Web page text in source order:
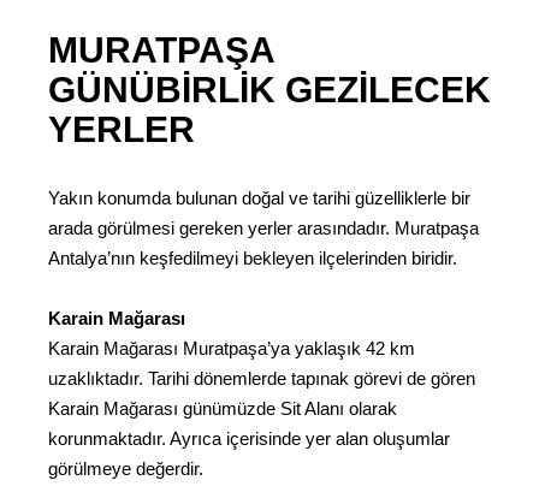
MURATPAŞA
GÜNÜBIRLIK GEZILECEK
YERLER
Yakın konumda bulunan doğal ve tarihi güzelliklerle bir
arada görülmesi gereken yerler arasındadır. Muratpaşa
Antalya’nın keşfedilmeyi bekleyen ilçelerinden biridir.
Karain Mağarası
Karain Mağarası Muratpaşa’ya yaklaşık 42 km
uzaklıktadır. Tarihi dönemlerde tapınak görevi de gören
Karain Mağarası günümüzde Sit Alanı olarak
korunmaktadır. Ayrıca içerisinde yer alan oluşumlar
görülmeye değerdir.